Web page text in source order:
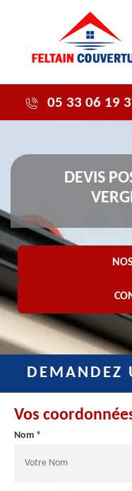
05 33 06 19
DEVIS
DEMANDEZ
Vos
Nom *